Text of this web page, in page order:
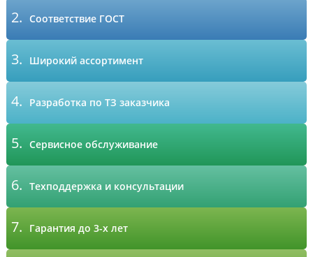
2. Соответствие ГОСТ
3. Широкий ассортимент
4. Разработка по ТЗ заказчика
5. Сервисное обслуживание
6. Техподдержка и консультации
7. Гарантия до 3-х лет